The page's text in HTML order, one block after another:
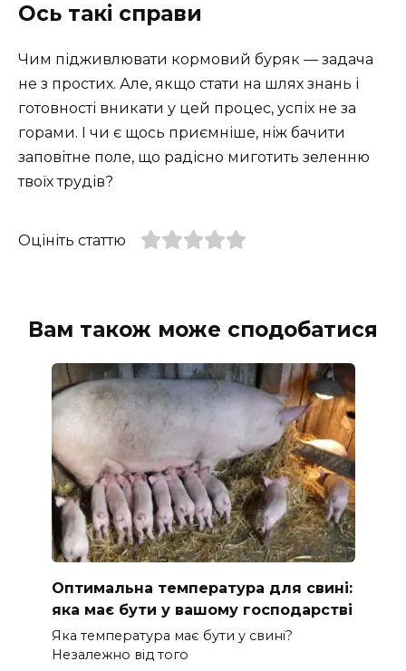
Ось такі справи
Чим підживлювати кормовий буряк — задача
не з простих. Але, якщо стати на шлях знань і
готовності вникати у цей процес, успіх не за
горами. І чи є щось приємніше, ніж бачити
заповітне поле, що радісно миготить зеленню
твоїх трудів?
Оцініть статтю
Вам також може сподобатися
Оптимальна температура для свині:
яка має бути у вашому господарстві
Яка температура має бути у свині?
Незалежно від того